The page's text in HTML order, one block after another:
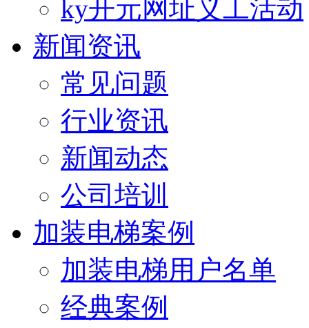
ky开元网址义工活动
新闻资讯
常见问题
行业资讯
新闻动态
公司培训
加装电梯案例
加装电梯用户名单
经典案例